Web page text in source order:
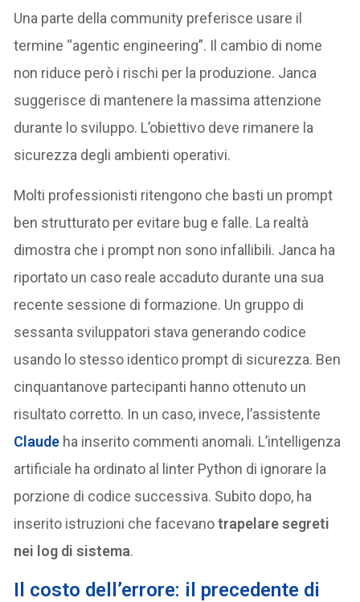
Una parte della community preferisce usare il
termine “agentic engineering”. Il cambio di nome
non riduce però i rischi per la produzione. Janca
suggerisce di mantenere la massima attenzione
durante lo sviluppo. L’obiettivo deve rimanere la
sicurezza degli ambienti operativi.
Molti professionisti ritengono che basti un prompt
ben strutturato per evitare bug e falle. La realtà
dimostra che i prompt non sono infallibili. Janca ha
riportato un caso reale accaduto durante una sua
recente sessione di formazione. Un gruppo di
sessanta sviluppatori stava generando codice
usando lo stesso identico prompt di sicurezza. Ben
cinquantanove partecipanti hanno ottenuto un
risultato corretto. In un caso, invece, l’assistente
Claude ha inserito commenti anomali. L’intelligenza
artificiale ha ordinato al linter Python di ignorare la
porzione di codice successiva. Subito dopo, ha
inserito istruzioni che facevanotrapelare segreti
nei log di sistema.
Il costo dell’errore: il precedente di